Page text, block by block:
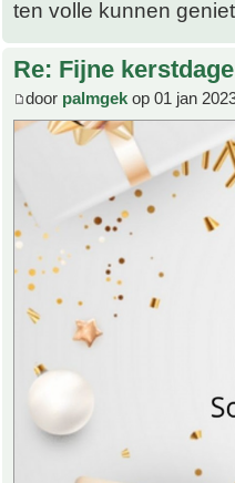
ten volle kunnen
Re: Fijne
door palmgek op 01 jan